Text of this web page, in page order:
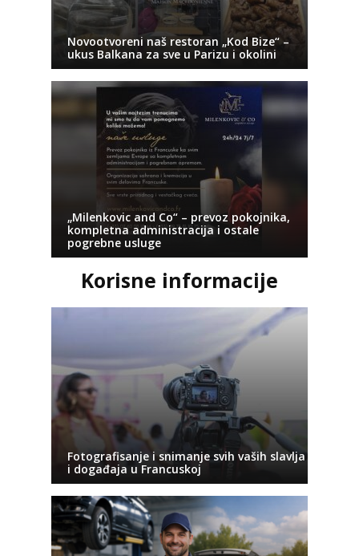
Novootvoreni naš restoran „Kod Bize“ –
ukus Balkana za sve u Parizu i okolini
„Milenkovic and Co“ – prevoz pokojnika,
kompletna administracija i ostale
pogrebne usluge
Korisne informacije
Fotografisanje i snimanje svih vaših slavlja
i događaja u Francuskoj